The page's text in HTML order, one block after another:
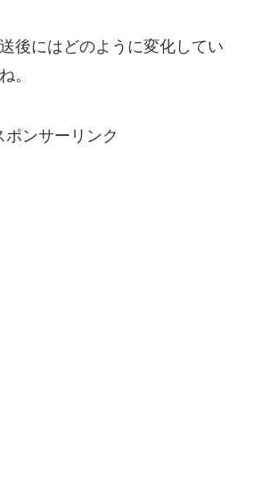
後にはどのように変化してい
。
ポンサーリンク